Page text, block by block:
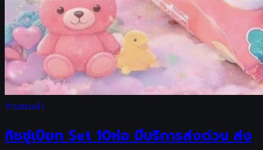
ร้านแนะนำ
ทิชชู่เปียก Set 10ห่อ มีบริการส่งด่วน ส่ง